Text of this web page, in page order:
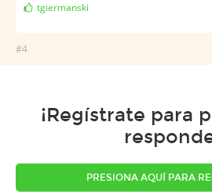
tgiermanski
#4
¡Regístrate para
PRESIONA AQUÍ PARA